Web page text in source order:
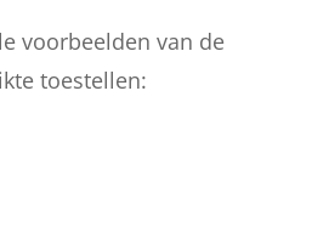
voorbeelden van de
toestellen: